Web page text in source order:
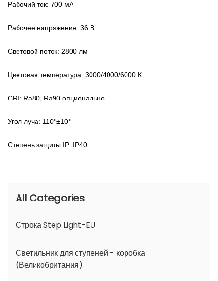
Рабочий ток: 700 мА
Рабочее напряжение: 36 В
Световой поток: 2800 лм
Цветовая температура: 3000/4000/6000 К
CRI: Ra80, Ra90 опционально
Угол луча: 110°±10°
Степень защиты IP: IP40
All Categories
Строка Step Light-EU
Светильник для ступеней - коробка
(Великобритания)